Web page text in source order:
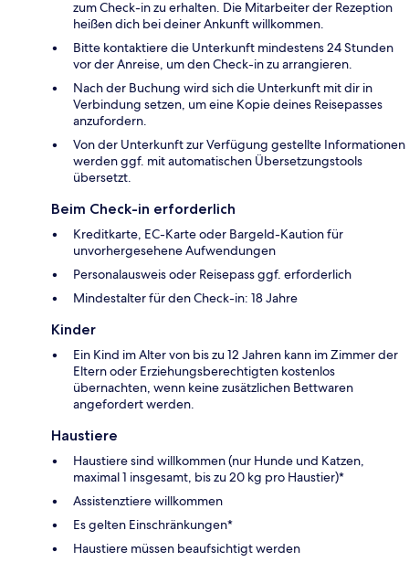
zum Check-in zu erhalten. Die Mitarbeiter der Rezeption
heißen dich bei deiner Ankunft willkommen.
Bitte kontaktiere die Unterkunft mindestens 24 Stunden
vor der Anreise, um den Check-in zu arrangieren.
Nach der Buchung wird sich die Unterkunft mit dir in
Verbindung setzen, um eine Kopie deines Reisepasses
anzufordern.
Von der Unterkunft zur Verfügung gestellte Informationen
werden ggf. mit automatischen Übersetzungstools
übersetzt.
Beim Check-in erforderlich
Kreditkarte, EC-Karte oder Bargeld-Kaution für
unvorhergesehene Aufwendungen
Personalausweis oder Reisepass ggf. erforderlich
Mindestalter für den Check-in: 18 Jahre
Kinder
Ein Kind im Alter von bis zu 12 Jahren kann im Zimmer der
Eltern oder Erziehungsberechtigten kostenlos
übernachten, wenn keine zusätzlichen Bettwaren
angefordert werden.
Haustiere
Haustiere sind willkommen (nur Hunde und Katzen,
maximal 1 insgesamt, bis zu 20 kg pro Haustier)*
Assistenztiere willkommen
Es gelten Einschränkungen*
Haustiere müssen beaufsichtigt werden